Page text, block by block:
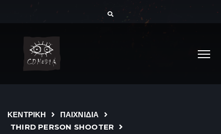
ΚΕΝΤΡΙΚΗ
ΠΑΙΧΝΙΔΙΑ
THIRD PERSON SHOOTER